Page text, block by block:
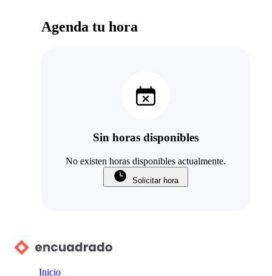
Agenda tu hora
Sin horas disponibles
No existen horas disponibles actualmente.
Solicitar hora
Inicio